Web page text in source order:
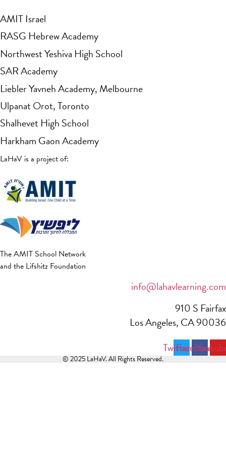
AMIT Israel
RASG Hebrew Academy
Northwest Yeshiva High School
SAR Academy
Liebler Yavneh Academy, Melbourne
Ulpanat Orot, Toronto
Shalhevet High School
Harkham Gaon Academy
LaHaV is a project of:
The AMIT School Network
and the Lifshitz Foundation
info@lahavlearning.com
910 S Fairfax
Los Angeles, CA 90036
TwitterFacebook
© 2025 LaHaV. All Rights Reserved.